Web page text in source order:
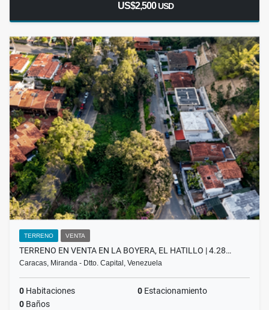
US$2,500USD
TERRENO VENTA
TERRENO EN VENTA EN LA BOYERA, EL HATILLO | 4.28…
Caracas, Miranda - Dtto. Capital, Venezuela
0 Habitaciones 0 Estacionamiento
0 Baños